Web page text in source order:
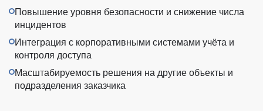
Повышение уровня безопасности и снижение числа
инцидентов
Интеграция с корпоративными системами учёта и
контроля доступа
Масштабируемость решения на другие объекты и
подразделения заказчика